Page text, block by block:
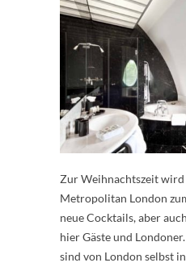
Zur Weihnachtszeit
Metropolitan London
neue Cocktails, aber
hier Gäste und
sind von London selbst